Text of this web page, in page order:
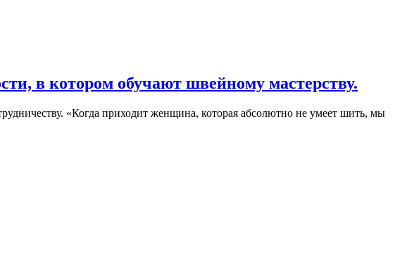
в котором обучают швейному мастерству.
«Когда приходит женщина, которая абсолютно не умеет шить, мы